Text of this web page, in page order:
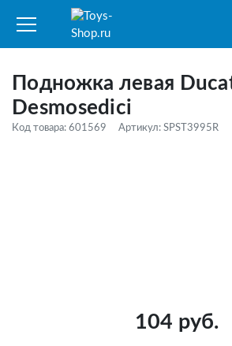
Подножка левая
Desmosedici
Код товара: 601569 Артикул: SPST3995R
104 руб.